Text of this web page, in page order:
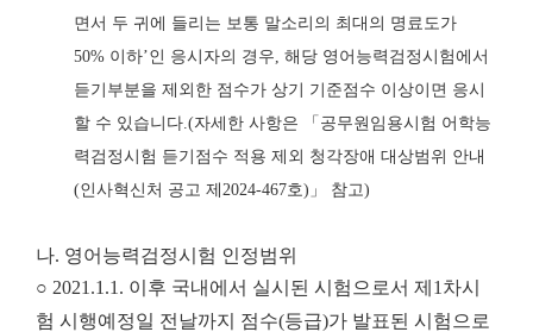
면서 두 귀에 들리는 보통 말소리의 최대의 명료도가
50% 이하’인 응시자의 경우, 해당 영어능력검정시험에서
듣기부분을 제외한 점수가 상기 기준점수 이상이면 응시
할 수 있습니다.(자세한 사항은 「 공무원임용시험 어학능
력 검정시험 듣기점수 적용 제외 청각장애 대상범위 안내
(인사혁신처 공고 제 2024-467호) 」 참고)
나. 영어능력검정시험 인정범위
○ 2021.1.1. 이후 국내에서 실시된 시험으로서 제1차시
험 시행예정일 전날까지 점수(등급)가 발표된 시험으로